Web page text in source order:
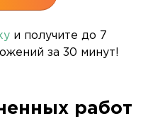
и получите до 7
за 30 минут!
работ